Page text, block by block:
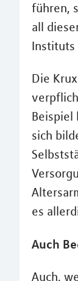
führen,
all
Instituts
Die
Beispiel
sich
es
Auch
Auch,